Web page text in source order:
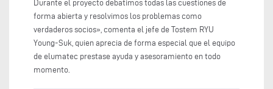
Durante el proyecto debatimos todas las cuestiones de
forma abierta y resolvimos los problemas como
verdaderos socios», comenta el jefe de Tostem RYU
Young-Suk, quien aprecia de forma especial que el equipo
de elumatec prestase ayuda y asesoramiento en todo
momento.